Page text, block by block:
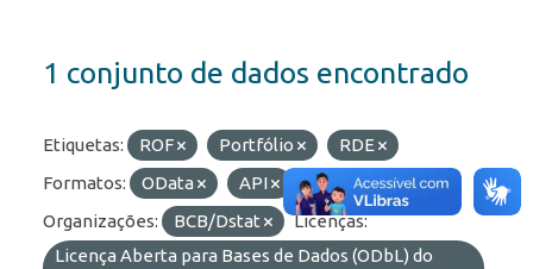
1 conjunto de dados encontrado
Etiquetas: ROF Portfólio
RDE
Formatos:
OData API
HTML
Organizações:
BCB/Dstat
Licenças:
Licença Aberta para Bases de Dados (ODbL) do